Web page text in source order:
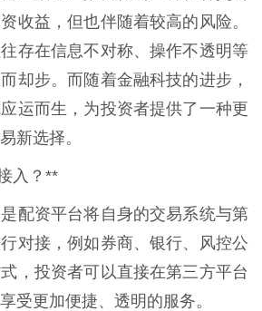
收益，但也伴随着较高的风险。
存在信息不对称、操作不透明等
却步。而随着金融科技的进步，
运而生，为投资者提供了一种更
新选择。
入？**
配资平台将自身的交易系统与第
对接，例如券商、银行、风控公
，投资者可以直接在第三方平台
受更加便捷、透明的服务。